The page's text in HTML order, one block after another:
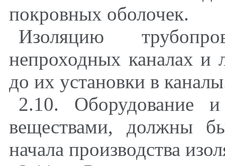
покровных оболочек.
Изоляцию
непроходных каналах и
до их установки в
2.10. Оборудование
веществами, должны
начала производства